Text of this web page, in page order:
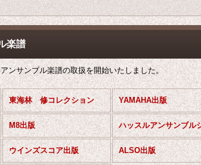
楽譜
ンサンブル楽譜の取扱を開始いたしました。
東海林 修コレクション YAMAHA出版
M8出版
ウインズスコア出版 ALSO出版